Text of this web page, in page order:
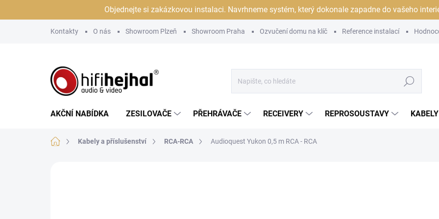
Objednejte si zakázkovou instalaci. Navrhneme systém, který dokonale zapadne do vašeho
Kontakty O nás Showroom Plzeň Showroom Praha Ozvučení domu na klíč Reference instalací
Hledat
AKČNÍ NABÍDKA ZESILOVAČE PŘEHRÁVAČE RECEIVERY REPROSOUSTAVY
Domů Kabely a příslušenství RCA-RCA Audioquest Yukon 0,5 m RCA - RCA